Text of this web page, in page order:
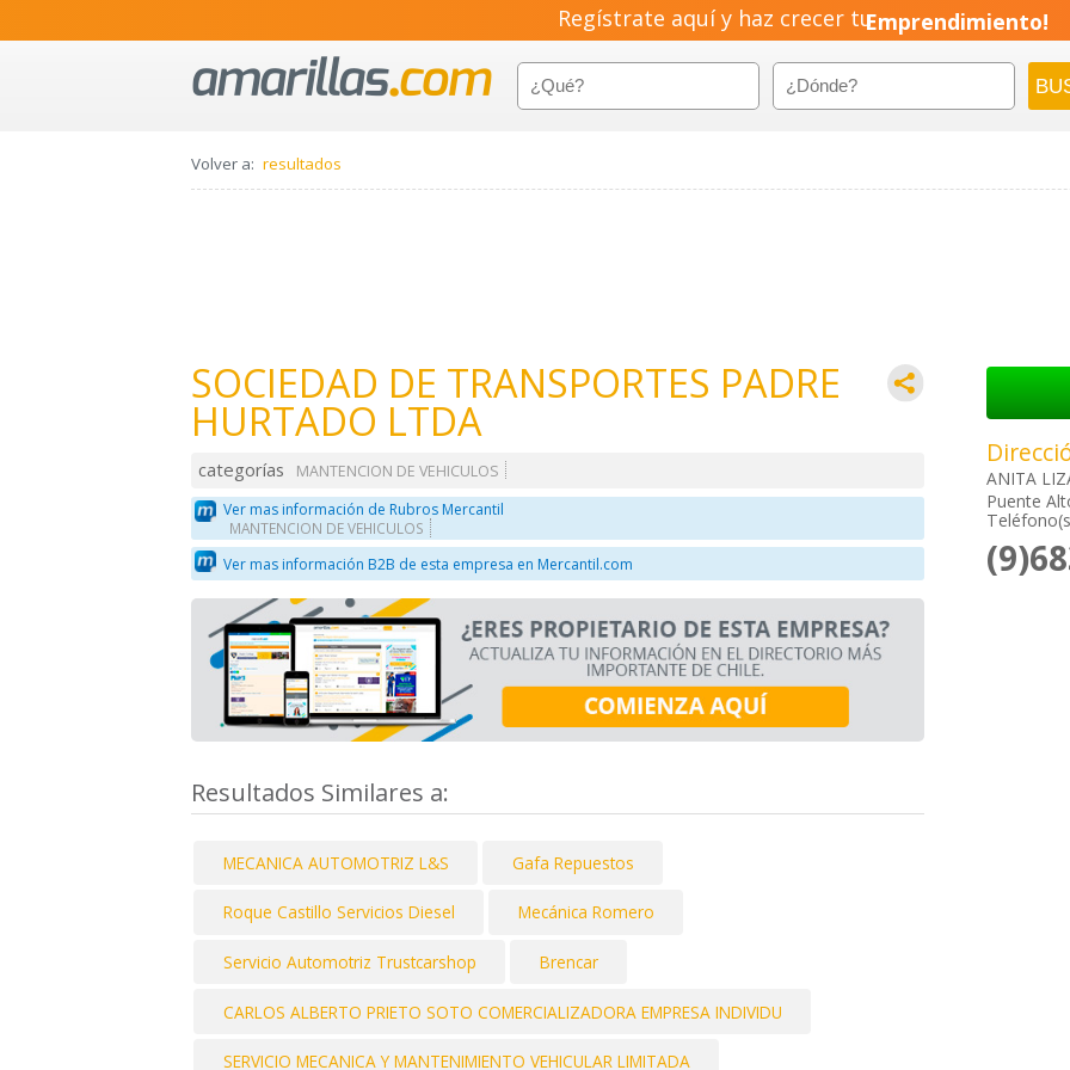
Regístrate aquí y haz crecer tuEmprendimiento!
Volver a: resultados
SOCIEDAD DE TRANSPORTES PADRE
HURTADO LTDA
categorías
MANTENCION DE VEHICULOS
Ver mas información de Rubros Mercantil
MANTENCION DE VEHICULOS
Ver mas información B2B de esta empresa en Mercantil.com
Resultados Similares a:
MECANICA AUTOMOTRIZ L&S Gafa Repuestos
Roque Castillo Servicios Diesel Mecánica Romero
Servicio Automotriz Trustcarshop Brencar
CARLOS ALBERTO PRIETO SOTO COMERCIALIZADORA EMPRESA INDIVIDU
SERVICIO MECANICA Y MANTENIMIENTO VEHICULAR LIMITADA
ANITA
Puente